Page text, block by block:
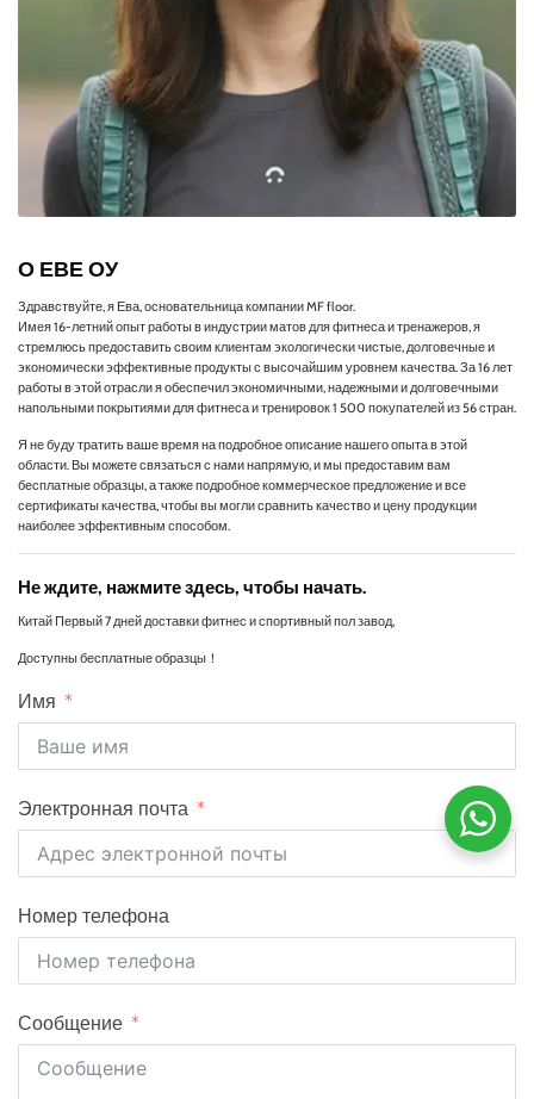
О ЕВЕ ОУ
Здравствуйте, я Ева, основательница компании MF floor.
Имея 16-летний опыт работы в индустрии матов для фитнеса и тренажеров, я
стремлюсь предоставить своим клиентам экологически чистые, долговечные и
экономически эффективные продукты с высочайшим уровнем качества. За 16 лет
работы в этой отрасли я обеспечил экономичными, надежными и долговечными
напольными покрытиями для фитнеса и тренировок 1 500 покупателей из 56 стран.
Я не буду тратить ваше время на подробное описание нашего опыта в этой
области. Вы можете связаться с нами напрямую, и мы предоставим вам
бесплатные образцы, а также подробное коммерческое предложение и все
сертификаты качества, чтобы вы могли сравнить качество и цену продукции
наиболее эффективным способом.
Не ждите, нажмите здесь, чтобы начать.
Китай Первый 7 дней доставки фитнес и спортивный пол завод,
Доступны бесплатные образцы！
Имя
Электронная почта
Номер телефона
Сообщение